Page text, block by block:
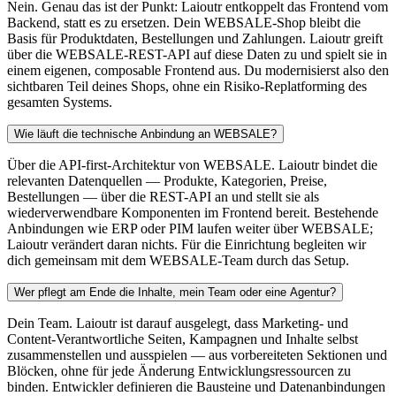
Nein. Genau das ist der Punkt: Laioutr entkoppelt das Frontend vom
Backend, statt es zu ersetzen. Dein WEBSALE-Shop bleibt die
Basis für Produktdaten, Bestellungen und Zahlungen. Laioutr greift
über die WEBSALE-REST-API auf diese Daten zu und spielt sie in
einem eigenen, composable Frontend aus. Du modernisierst also den
sichtbaren Teil deines Shops, ohne ein Risiko-Replatforming des
gesamten Systems.
Wie läuft die technische Anbindung an WEBSALE?
Über die API-first-Architektur von WEBSALE. Laioutr bindet die
relevanten Datenquellen — Produkte, Kategorien, Preise,
Bestellungen — über die REST-API an und stellt sie als
wiederverwendbare Komponenten im Frontend bereit. Bestehende
Anbindungen wie ERP oder PIM laufen weiter über WEBSALE;
Laioutr verändert daran nichts. Für die Einrichtung begleiten wir
dich gemeinsam mit dem WEBSALE-Team durch das Setup.
Wer pflegt am Ende die Inhalte, mein Team oder eine Agentur?
Dein Team. Laioutr ist darauf ausgelegt, dass Marketing- und
Content-Verantwortliche Seiten, Kampagnen und Inhalte selbst
zusammenstellen und ausspielen — aus vorbereiteten Sektionen und
Blöcken, ohne für jede Änderung Entwicklungsressourcen zu
binden. Entwickler definieren die Bausteine und Datenanbindungen